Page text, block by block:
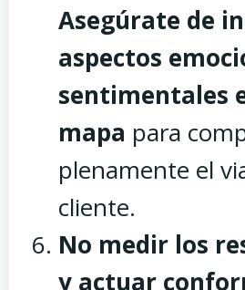
Asegúrate de
aspectos
sentimentales
mapa para
plenamente el
cliente.
No medir los
y actuar